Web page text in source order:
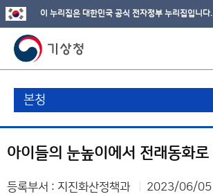
이 누리집은 대한민국 공식 전자정부 누리집입니다.
본청
등록부서 : 지진화산정책과 2023/06/05